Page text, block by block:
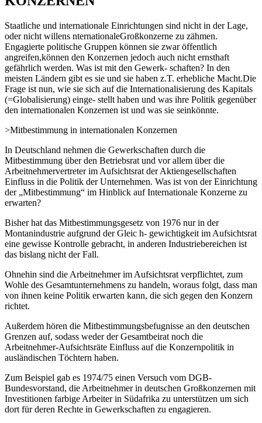
Staatliche und internationale Einrichtungen sind nicht in der Lage,
oder nicht willens nternationaleGroßkonzerne zu zähmen.
Engagierte politische Gruppen können sie zwar öffentlich
angreifen,können den Konzernen jedoch auch nicht ernsthaft
gefährlich werden. Was ist mit den Gewerk- schaften? In den
meisten Ländern gibt es sie und sie haben z.T. erhebliche Macht.Die
Frage ist nun, wie sie sich auf die Internationalisierung des Kapitals
(=Globalisierung) einge- stellt haben und was ihre Politik gegenüber
den internationalen Konzernen ist und was sie seinkönnte.
>Mitbestimmung in internationalen Konzernen
In Deutschland nehmen die Gewerkschaften durch die
Mitbestimmung über den Betriebsrat und vor allem über die
Arbeitnehmervertreter im Aufsichtsrat der Aktiengesellschaften
Einfluss in die Politik der Unternehmen. Was ist von der Einrichtung
der „Mitbestimmung“ im Hinblick auf Internationale Konzerne zu
erwarten?
Bisher hat das Mitbestimmungsgesetz von 1976 nur in der
Montanindustrie aufgrund der Gleic h- gewichtigkeit im Aufsichtsrat
eine gewisse Kontrolle gebracht, in anderen Industriebereichen ist
das bislang nicht der Fall.
Ohnehin sind die Arbeitnehmer im Aufsichtsrat verpflichtet, zum
Wohle des Gesamtunternehmens zu handeln, woraus folgt, dass man
von ihnen keine Politik erwarten kann, die sich gegen den Konzern
richtet.
Außerdem hören die Mitbestimmungsbefugnisse an den deutschen
Grenzen auf, sodass weder der Gesamtbeirat noch die
Arbeitnehmer-Aufsichtsräte Einfluss auf die Konzernpolitik in
ausländischen Töchtern haben.
Zum Beispiel gab es 1974/75 einen Versuch vom DGB-
Bundesvorstand, die Arbeitnehmer in deutschen Großkonzernen mit
Investitionen farbige Arbeiter in Südafrika zu unterstützen um sich
dort für deren Rechte in Gewerkschaften zu engagieren.